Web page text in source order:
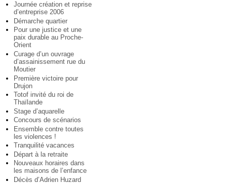
Journée création et reprise
d’entreprise 2006
Démarche quartier
Pour une justice et une
paix durable au Proche-
Orient
Curage d’un ouvrage
d’assainissement rue du
Moutier
Première victoire pour
Drujon
Totof invité du roi de
Thaïlande
Stage d’aquarelle
Concours de scénarios
Ensemble contre toutes
les violences !
Tranquilité vacances
Départ à la retraite
Nouveaux horaires dans
les maisons de l’enfance
Décès d’Adrien Huzard